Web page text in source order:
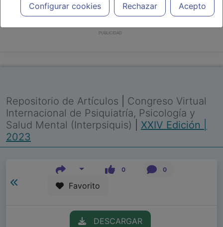
cada caso concreto, el tratamiento más adecuado a las
necesidades del paciente.
Configurar cookies Rechazar Acepto
PUBLICIDAD
Repositorio de Artículos
Congreso Virtual
Internacional de Psiquiatría, Psicología y
Salud Mental (Interpsiquis)
XXIV Edición |
2023
0 0
Favorito
DESCARGAR